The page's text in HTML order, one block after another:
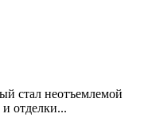
стал неотъемлемой
и отделки...